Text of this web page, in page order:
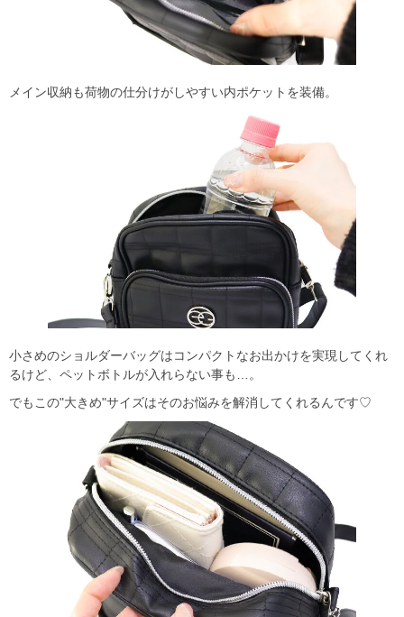
メイン収納も荷物の仕分けがしやすい内ポケットを装備。
小さめのショルダーバッグはコンパクトなお出かけを実現してくれ
るけど、ペットボトルが入れらない事も…。
でもこの"大きめ"サイズはそのお悩みを解消してくれるんです♡